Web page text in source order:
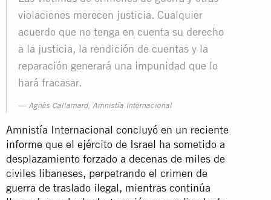
violaciones merecen justicia. Cualquier
acuerdo que no tenga en cuenta su derecho
a la justicia, la rendición de cuentas y la
reparación generará una impunidad que lo
hará fracasar.
Agnès Callamard, Amnistía Internacional
Amnistía Internacional concluyó en un reciente
informe que el ejército de Israel ha sometido a
desplazamiento forzado a decenas de miles de
civiles libaneses, perpetrando el crimen de
guerra de traslado ilegal, mientras continúa